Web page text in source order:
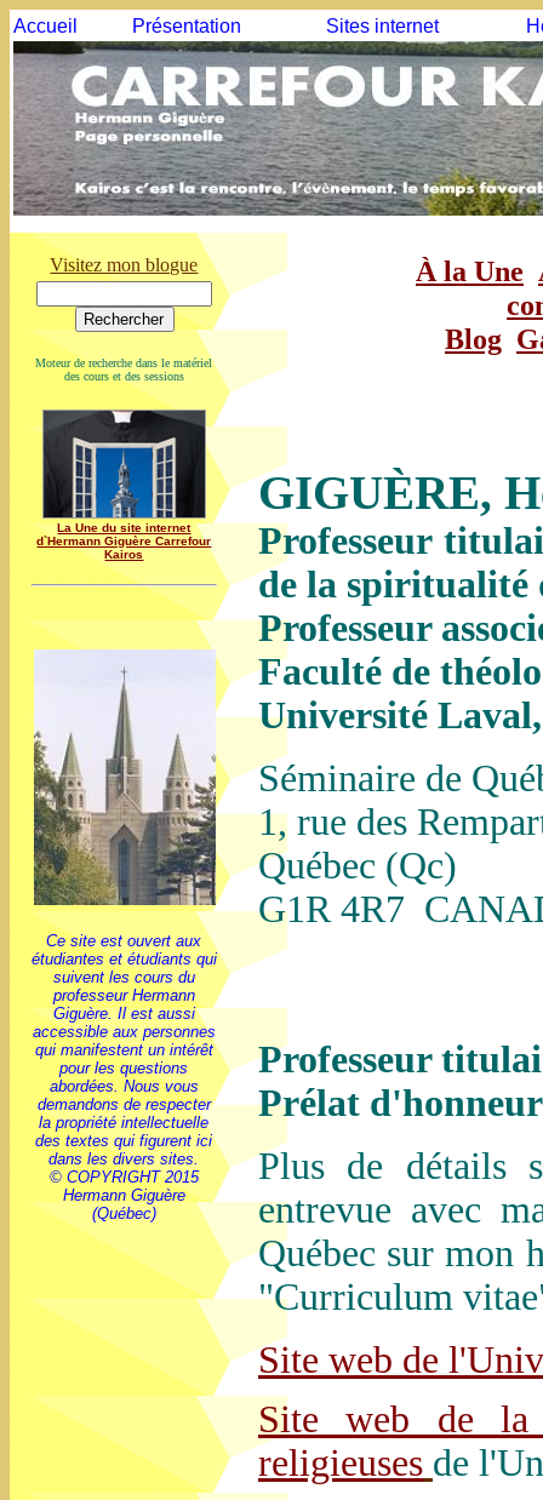
Accueil Présentation Sites internet
Visitez mon blogue
Moteur de recherche dans le matériel
des cours et des sessions
La Une du site internet
d`Hermann Giguère Carrefour
Kairos
Ce site est ouvert aux
étudiantes et étudiants qui
suivent les cours du
professeur Hermann
Giguère. Il est aussi
accessible aux personnes
qui manifestent un intérêt
pour les questions
abordées. Nous vous
demandons de respecter
la propriété intellectuelle
des textes qui figurent ici
dans les divers sites.
© COPYRIGHT 2015
Hermann Giguère
(Québec)
À la Une
Blog
GIGUÈRE,
Professeur
de la spiritualité
Professeur
Faculté de
Université
Séminaire de
1, rue des
Québec (Qc)
G1R 4R7
Professeur
Prélat
Plus de détails
entrevue avec
Québec sur mon
"Curriculum
Site web de
Site web de la
religieuses de